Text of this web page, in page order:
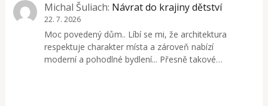
Michal Šuliach: Návrat do krajiny dětství
22. 7. 2026
Moc povedený dům.. Líbí se mi, že architektura
respektuje charakter místa a zároveň nabízí
moderní a pohodlné bydlení... Přesně takové…